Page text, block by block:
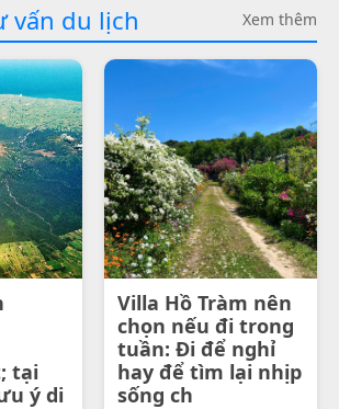
vấn du lịch Xem thêm
tại
ý di
Villa Hồ Tràm nên
chọn nếu đi trong
tuần: Đi để nghỉ
hay để tìm lại nhịp
sống ch